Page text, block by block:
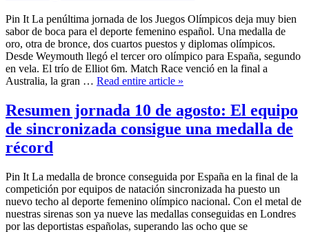
Pin It La penúltima jornada de los Juegos Olímpicos deja muy bien
sabor de boca para el deporte femenino español. Una medalla de
oro, otra de bronce, dos cuartos puestos y diplomas olímpicos.
Desde Weymouth llegó el tercer oro olímpico para España, segundo
en vela. El trío de Elliot 6m. Match Race venció en la final a
Australia, la gran … Read entire article »
Resumen jornada 10 de agosto: El equipo
de sincronizada consigue una medalla de
récord
Pin It La medalla de bronce conseguida por España en la final de la
competición por equipos de natación sincronizada ha puesto un
nuevo techo al deporte femenino olímpico nacional. Con el metal de
nuestras sirenas son ya nueve las medallas conseguidas en Londres
por las deportistas españolas, superando las ocho que se